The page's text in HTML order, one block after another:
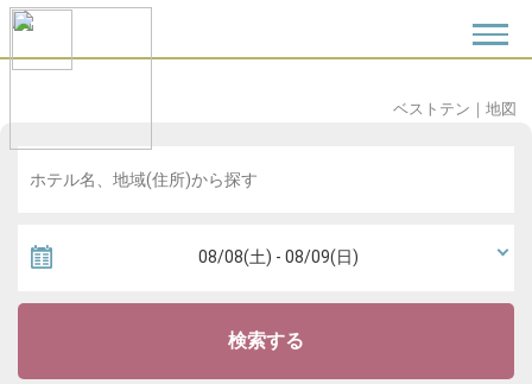
地図
｜
ベストテン
検索する